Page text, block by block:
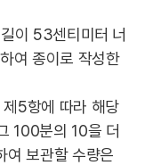
이 53센티미터 너
여 종이로 작성한
5항에 따라 해당
100분의 10을 더
여 보관할 수량은